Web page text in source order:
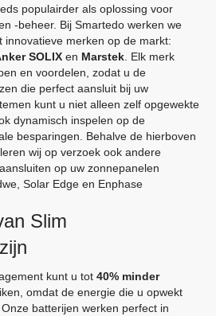
populairder als oplossing voor
-beheer. Bij Smartedo werken we
innovatieve merken op de markt:
SOLIX en Marstek. Elk merk
en voordelen, zodat u de
die perfect aansluit bij uw
kunt u niet alleen zelf opgewekte
dynamisch inspelen op de
besparingen. Behalve de hierboven
wij op verzoek ook andere
op uw zonnepanelen
Solar Edge en Enphase
Slim
kunt u tot 40% minder
omdat de energie die u opwekt
batterijen werken perfect in